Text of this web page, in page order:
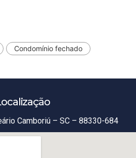
Condomínio fechado
Camboriú – SC – 88330-684